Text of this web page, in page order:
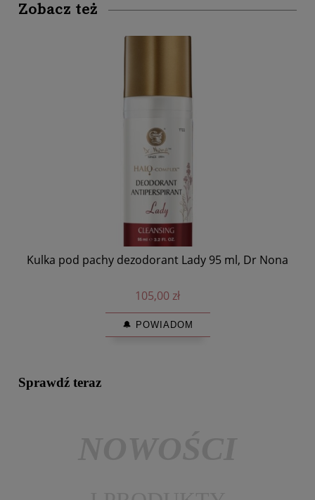
Zobacz też
Kulka pod pachy dezodorant Lady 95 ml, Dr Nona
105,00 zł
🔔 POWIADOM
Sprawdź teraz